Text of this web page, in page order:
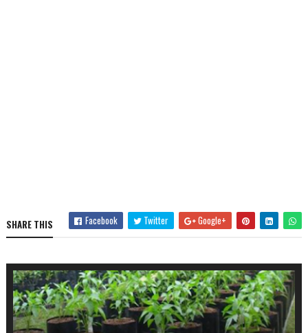
SHARE THIS Facebook Twitter Google+